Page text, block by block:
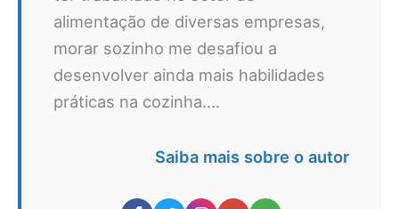
alimentação de diversas empresas,
morar sozinho me desafiou a
desenvolver ainda mais habilidades
práticas na cozinha....
Saiba mais sobre o autor